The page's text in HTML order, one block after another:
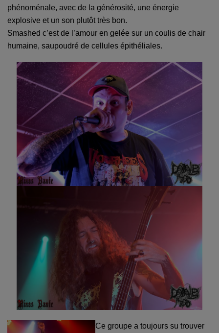
phénoménale, avec de la générosité, une énergie
explosive et un son plutôt très bon.
Smashed c’est de l’amour en gelée sur un coulis de chair
humaine, saupoudré de cellules épithéliales.
Ce groupe a toujours su trouver